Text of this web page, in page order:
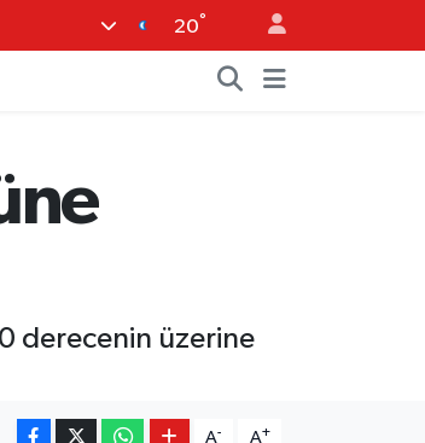
20°
derecenin üzerine
A- A+